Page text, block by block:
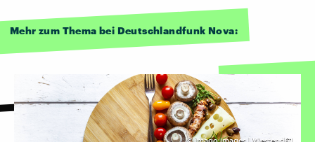
Mehr zum Thema bei Deutschlandfunk Nova:
©imago images | Westend61